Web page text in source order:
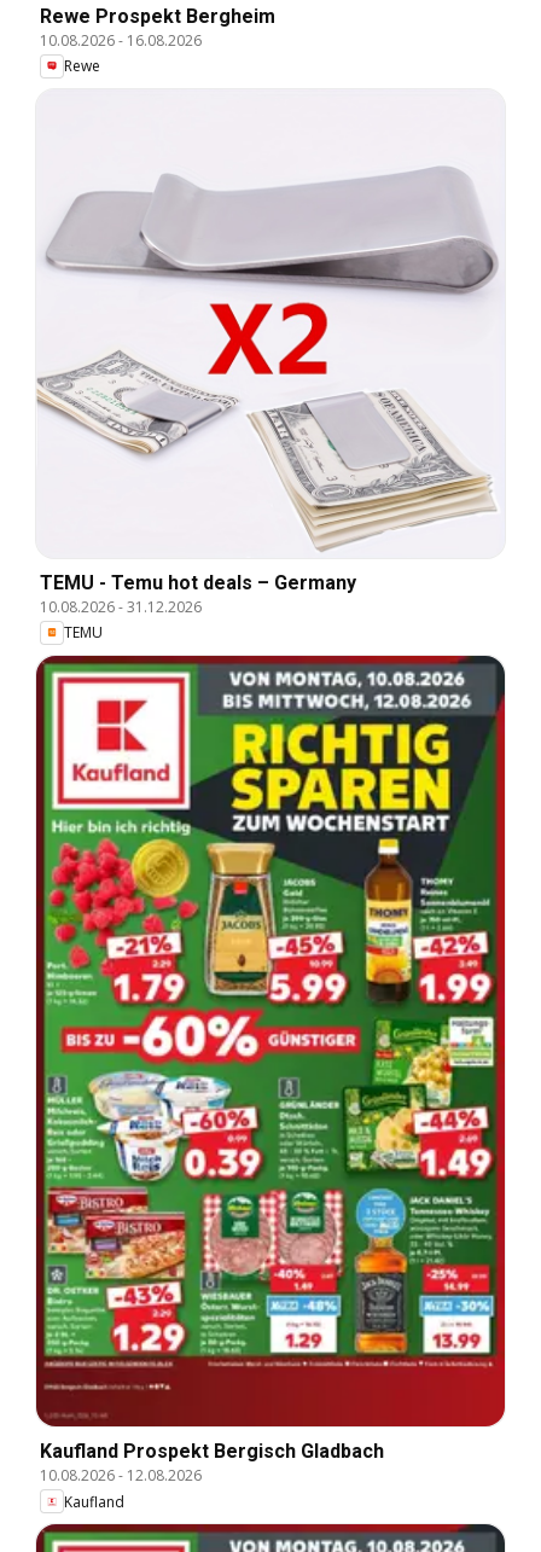
Rewe Prospekt Bergheim
10.08.2026- 16.08.2026
Rewe
TEMU - Temu hot deals – Germany
10.08.2026-31.12.2026
TEMU
Kaufland Prospekt Bergisch Gladbach
10.08.2026- 12.08.2026
Kaufland